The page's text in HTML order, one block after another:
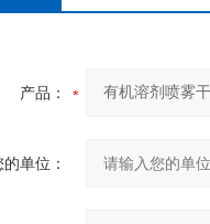
产品：
的单位：